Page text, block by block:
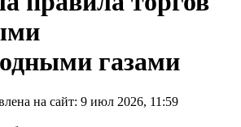
газами
на сайт: 9 июл 2026, 11:59